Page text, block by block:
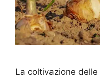
La coltivazione delle